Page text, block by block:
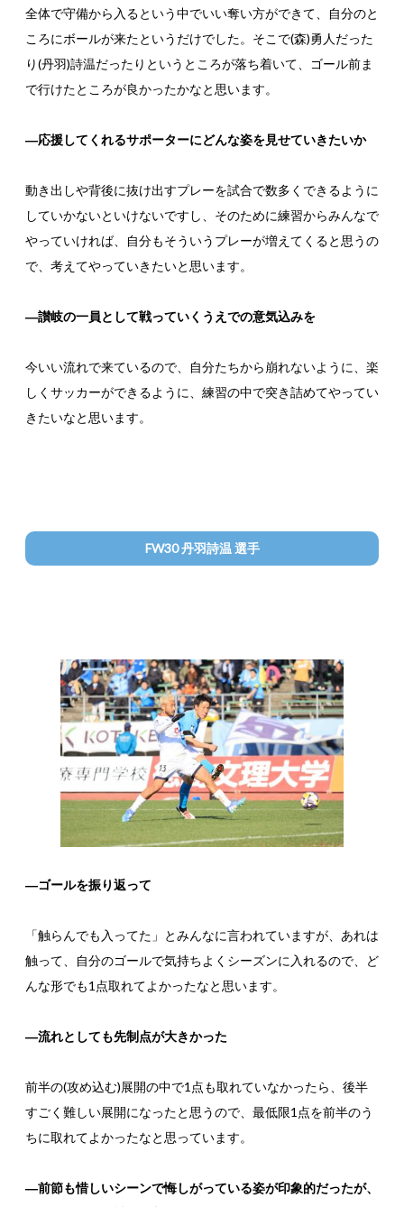
全体で守備から入るという中でいい奪い方ができて、自分のと
ころにボールが来たというだけでした。そこで(森)勇人だった
り(丹羽)詩温だったりというところが落ち着いて、ゴール前ま
で行けたところが良かったかなと思います。
―応援してくれるサポーターにどんな姿を見せていきたいか
動き出しや背後に抜け出すプレーを試合で数多くできるように
していかないといけないですし、そのために練習からみんなで
やっていければ、自分もそういうプレーが増えてくると思うの
で、考えてやっていきたいと思います。
―讃岐の一員として戦っていくうえでの意気込みを
今いい流れで来ているので、自分たちから崩れないように、楽
しくサッカーができるように、練習の中で突き詰めてやってい
きたいなと思います。
FW30 丹羽詩温 選手
―ゴールを振り返って
「触らんでも入ってた」とみんなに言われていますが、あれは
触って、自分のゴールで気持ちよくシーズンに入れるので、ど
んな形でも1点取れてよかったなと思います。
―流れとしても先制点が大きかった
前半の(攻め込む)展開の中で1点も取れていなかったら、後半
すごく難しい展開になったと思うので、最低限1点を前半のう
ちに取れてよかったなと思っています。
―前節も惜しいシーンで悔しがっている姿が印象的だったが、